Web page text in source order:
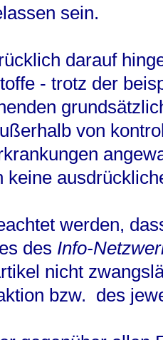
sein.
darauf
- trotz der
von
keine
werden,
des Info-
nicht
bzw. des